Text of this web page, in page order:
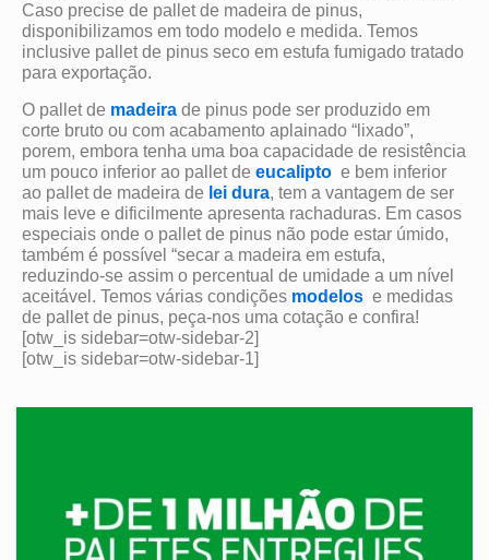
Caso precise de pallet de madeira de pinus,
disponibilizamos em todo modelo e medida. Temos
inclusive pallet de pinus seco em estufa fumigado tratado
para exportação.
O pallet de madeira de pinus pode ser produzido em
corte bruto ou com acabamento aplainado “lixado”,
porem, embora tenha uma boa capacidade de resistência
um pouco inferior ao pallet de eucalipto e bem inferior
ao pallet de madeira de lei dura, tem a vantagem de ser
mais leve e dificilmente apresenta rachaduras. Em casos
especiais onde o pallet de pinus não pode estar úmido,
também é possível “secar a madeira em estufa,
reduzindo-se assim o percentual de umidade a um nível
aceitável. Temos várias condições modelos e medidas
de pallet de pinus, peça-nos uma cotação e confira!
[otw_is sidebar=otw-sidebar-2]
[otw_is sidebar=otw-sidebar-1]